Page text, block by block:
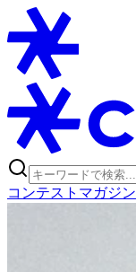
コンテスト マガジン